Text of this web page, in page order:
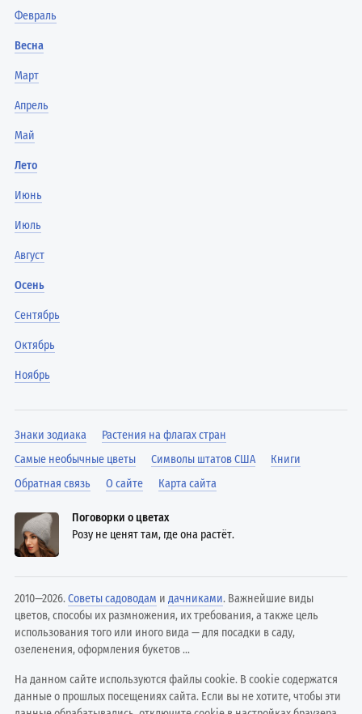
Февраль
Весна
Март
Апрель
Май
Лето
Июнь
Июль
Август
Осень
Сентябрь
Октябрь
Ноябрь
Знаки зодиака
Растения на флагах стран
Самые необычные цветы
Символы штатов США
Книги
Обратная связь
О сайте Карта сайта
Поговорки о цветах
Розу не ценят там, где она растёт.
2010—2026.Советы садоводам идачниками. Важнейшие виды
цветов, способы их размножения, их требования, а также цель
использования того или иного вида — для посадки в саду,
озеленения, оформления букетов ...
На данном сайте используются файлы cookie. В cookie содержатся
данные о прошлых посещениях сайта. Если вы не хотите, чтобы эти